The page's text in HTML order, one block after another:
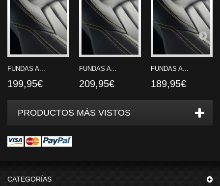
FUNDAS A...
199,95€
FUNDAS A...
209,95€
FUNDAS A...
189,95€
PRODUCTOS MÁS VISTOS
CATEGORÍAS